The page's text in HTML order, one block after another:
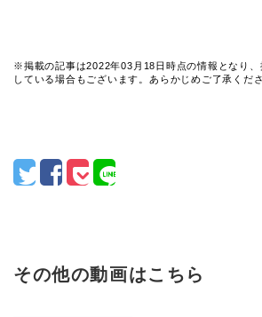
※掲載の記事は2022年03月18日時点の情報となり、
している場合もございます。あらかじめご了承くださ
その他の動画はこちら